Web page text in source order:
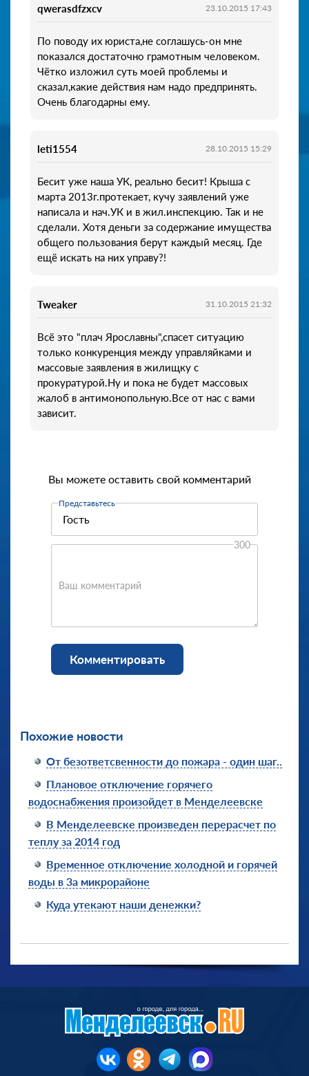
qwerasdfzxcv 23.10.2015 17:43
По поводу их юриста,не соглашусь-он мне
показался достаточно грамотным человеком.
Чётко изложил суть моей проблемы и
сказал,какие действия нам надо предпринять.
Очень благодарны ему.
leti1554 28.10.2015 15:29
Бесит уже наша УК, реально бесит! Крыша с
марта 2013г.протекает, кучу заявлений уже
написала и нач.УК и в жил.инспекцию. Так и не
сделали. Хотя деньги за содержание имущества
общего пользования берут каждый месяц. Где
ещё искать на них управу?!
Tweaker 31.10.2015 21:32
Всё это "плач Ярославны",спасет ситуацию
только конкуренция между управляйками и
массовые заявления в жилищку с
прокуратурой.Ну и пока не будет массовых
жалоб в антимонопольную.Все от нас с вами
зависит.
Вы можете оставить свой комментарий
Представьтесь
Ваш комментарий
300
Комментировать
Похожие новости
От безответсвенности до пожара - один шаг..
Плановое отключение горячего
водоснабжения произойдет в Менделеевске
В Менделеевске произведен перерасчет по
теплу за 2014 год
Временное отключение холодной и горячей
воды в 3а микрорайоне
Куда утекают наши денежки?